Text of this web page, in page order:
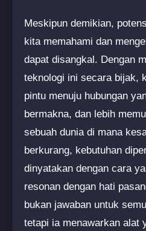
Meskipun demikian,
kita memahami dan
dapat disangkal. Dengan
teknologi ini secara bijak,
pintu menuju hubungan
bermakna, dan lebih
sebuah dunia di mana
berkurang, kebutuhan
dinyatakan dengan cara
resonan dengan hati
bukan jawaban untuk
tetapi ia menawarkan alat